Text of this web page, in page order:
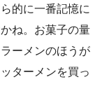
的に一番記憶に
ね。お菓子の量
ーメンのほうが
ターメンを買っ